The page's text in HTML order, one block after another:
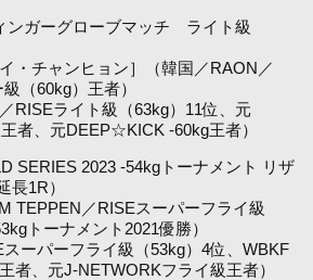
ガーグローブマッチ ライト級
・チャンヒョン］（韓国／RAON／
（60kg）王者）
RISEライト級（63kg）11位、元
者、元DEEP☆KICK -60kg王者）
SERIES 2023 -54kgトーナメント リザ
1R）
TEPPEN／RISEスーパーフライ級
トーナメント2021優勝）
ーパーフライ級（53kg）4位、WBKF
者、元J-NETWORKフライ級王者）